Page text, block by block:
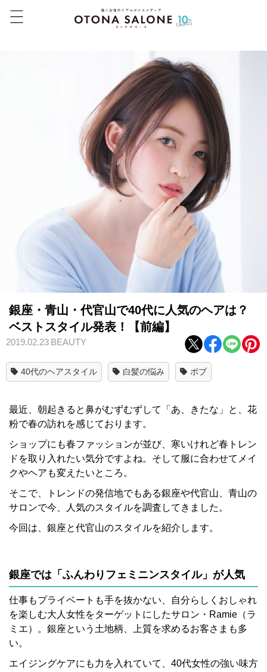
銀座・青山・代官山で40代に人気のヘアは？
ベストスタイル発表！【前編】
2019.02.23 BEAUTY
40代のヘアスタイル 白髪の悩み ボブ
最近、朝起きると鼻がむずむずして「あ、きたな」と、花
粉で春の訪れを感じております。
ショップにも春ファッションが並び、寒いけれど春トレン
ドを取り入れたい気分ですよね。そして服に合わせてメイ
クやヘアも変えたいところ。
そこで、トレンドの発信地でもある銀座や代官山、青山の
サロンで今、人気のスタイルを調査してきました。
今回は、銀座と代官山のスタイルを紹介します。
銀座では「ふんわりフェミニンスタイル」が人気
仕事もプライベートも手を抜かない、自分らしくおしゃれ
を楽しむ大人女性をターゲットにしたサロン・Ramie（ラ
ミエ）。銀座という土地柄、上質を求めるお客さまも多
い。
エイジングケアにも力を入れていて、40代女性の強い味方